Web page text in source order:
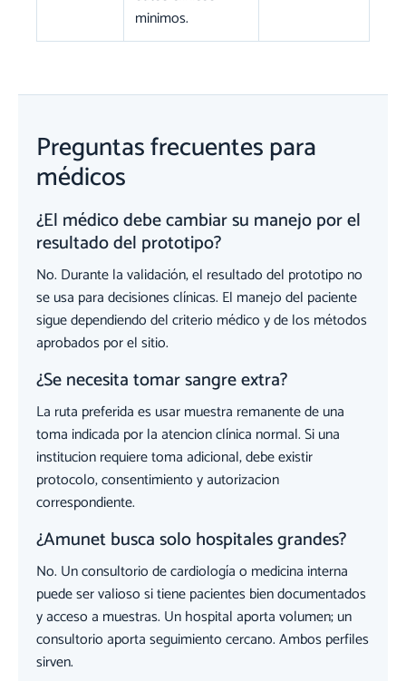
minimos.
Preguntas frecuentes para
médicos
¿El médico debe cambiar su manejo por el
resultado del prototipo?
No. Durante la validación, el resultado del prototipo no
se usa para decisiones clínicas. El manejo del paciente
sigue dependiendo del criterio médico y de los métodos
aprobados por el sitio.
¿Se necesita tomar sangre extra?
La ruta preferida es usar muestra remanente de una
toma indicada por la atencion clínica normal. Si una
institucion requiere toma adicional, debe existir
protocolo, consentimiento y autorizacion
correspondiente.
¿Amunet busca solo hospitales grandes?
No. Un consultorio de cardiología o medicina interna
puede ser valioso si tiene pacientes bien documentados
y acceso a muestras. Un hospital aporta volumen; un
consultorio aporta seguimiento cercano. Ambos perfiles
sirven.